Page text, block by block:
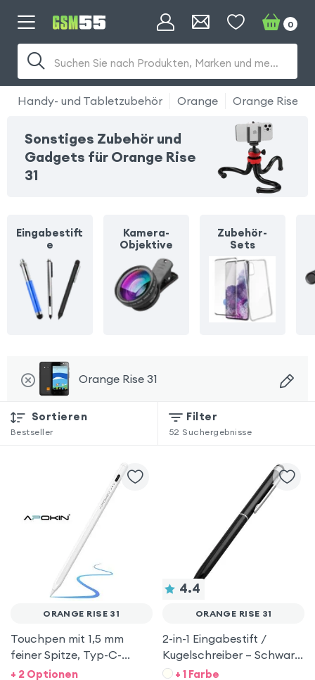
Suchen Sie nach Produkten, Marken und mehr...
0
Handy- und Tabletzubehör Orange Orange Rise 31
Sonstiges Zubehör und
Gadgets für Orange Rise
31
Eingabestift
e
Kamera-
Objektive
Zubehör-
Sets
Orange Rise 31
Sortieren
Bestseller
Filter
52 Suchergebnisse
ORANGE RISE 31
Touchpen mit 1,5 mm
feiner Spitze, Typ-C-
Aufladung - Apokin für
+ 2 Optionen
4.4
ORANGE RISE 31
2-in-1 Eingabestift /
Kugelschreiber – Schwarz
für Orange Rise 31
+ 1 Farbe